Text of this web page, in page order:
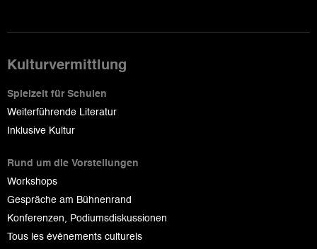
Kulturvermittlung
Spielzeit für Schulen
Weiterführende Literatur
Inklusive Kultur
Rund um die Vorstellungen
Workshops
Gespräche am Bühnenrand
Konferenzen, Podiumsdiskussionen
Tous les événements culturels